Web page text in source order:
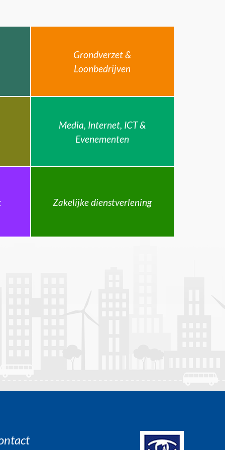
Grondverzet &
Loonbedrijven
Media, Internet, ICT &
Evenementen
Zakelijke dienstverlening